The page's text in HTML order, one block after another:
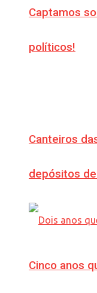
Captamos
políticos!
Canteiros
depósitos
Cinco anos